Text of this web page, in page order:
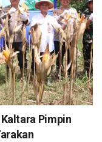
Pimpin